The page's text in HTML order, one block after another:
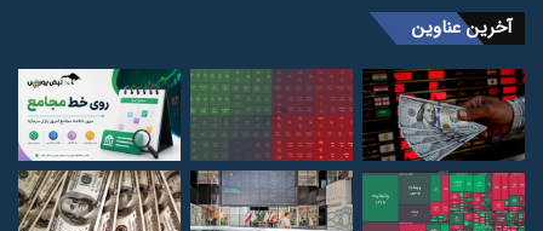
آخرین عناوین